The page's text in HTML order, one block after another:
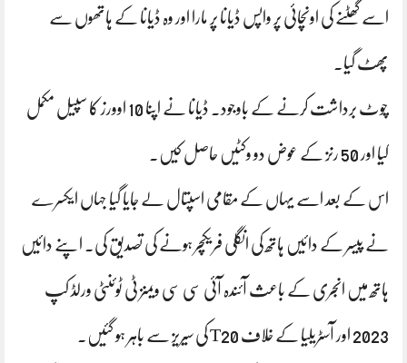
اسے گھٹنے کی اونچائی پر واپس ڈیانا پر مارا اور وہ ڈیانا کے ہاتھوں سے
پھٹ گیا۔
چوٹ برداشت کرنے کے باوجود۔ ڈیانا نے اپنا 10 اوورز کا سپیل مکمل
کیا اور 50 رنز کے عوض دو وکٹیں حاصل کیں۔
اس کے بعد اسے یہاں کے مقامی اسپتال لے جایا گیا جہاں ایکسرے
نے پیسر کے دائیں ہاتھ کی انگلی فریکچر ہونے کی تصدیق کی۔ اپنے دائیں
ہاتھ میں انجری کے باعث آئندہ آئی سی سی ویمنز ٹی ٹوئنٹی ورلڈ کپ
2023 اور آسٹریلیا کے خلاف T20 کی سیریز سے باہر ہو گئیں۔